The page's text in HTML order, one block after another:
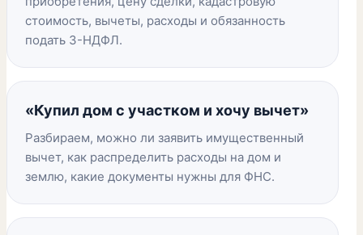
стоимость, вычеты, расходы и обязанность
подать 3-НДФЛ.
«Купил дом с участком и хочу вычет»
Разбираем, можно ли заявить имущественный
вычет, как распределить расходы на дом и
землю, какие документы нужны для ФНС.